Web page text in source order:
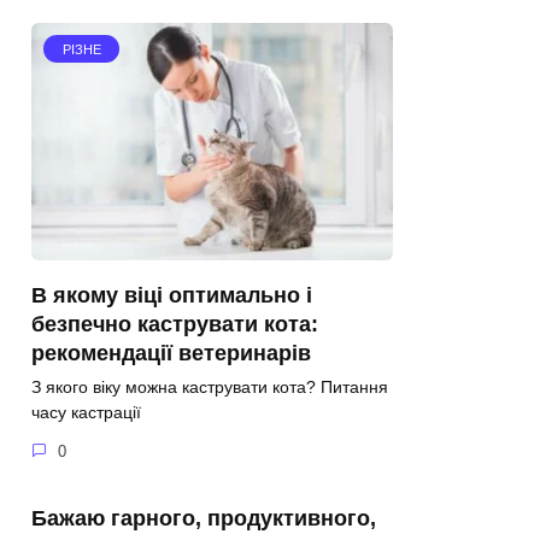
РІЗНЕ
В якому віці оптимально і
безпечно каструвати кота:
рекомендації ветеринарів
З якого віку можна каструвати кота? Питання
часу кастрації
0
Бажаю гарного, продуктивного,